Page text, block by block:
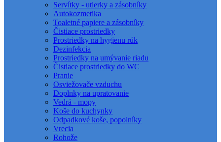
Servítky - utierky a zásobníky
Autokozmetika
Toaletné papiere a zásobníky
Čistiace prostriedky
Prostriedky na hygienu rúk
Dezinfekcia
Prostriedky na umývanie riadu
Čistiace prostriedky do WC
Pranie
Osviežovače vzduchu
Doplnky na upratovanie
Vedrá - mopy
Koše do kuchynky
Odpadkové koše, popolníky
Vrecia
Rohože